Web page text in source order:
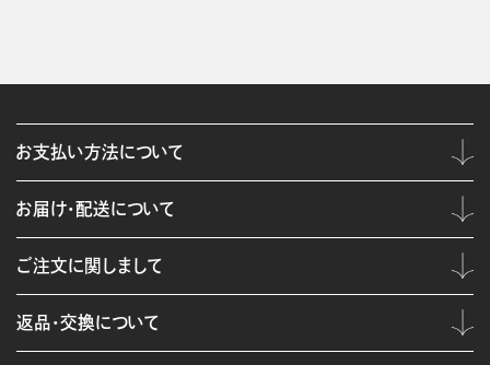
お支払い方法について
お届け・配送について
ご注文に関しまして
返品・交換について